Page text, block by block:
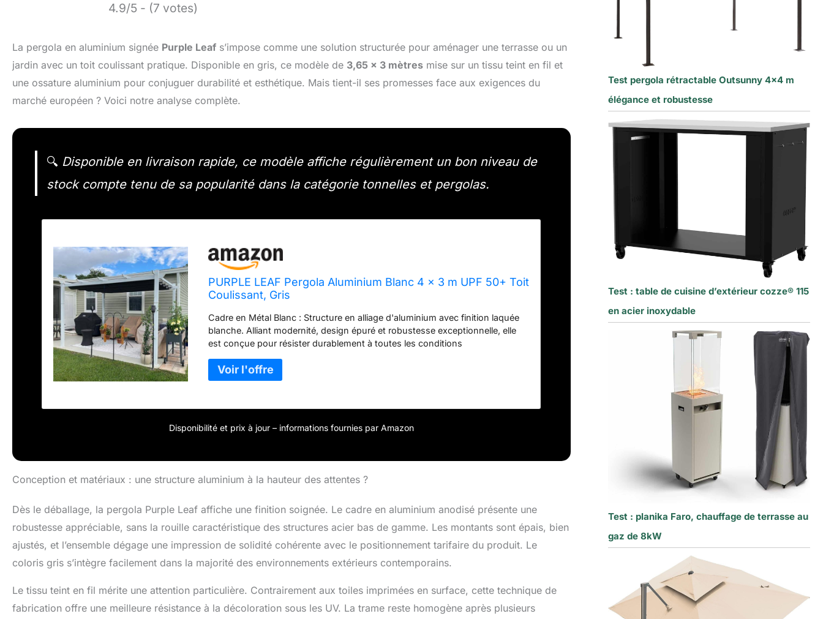
4.9/5 - (7 votes)
La pergola en aluminium signée Purple Leaf s’impose comme une solution structurée pour aménager une terrasse ou un
jardin avec un toit coulissant pratique. Disponible en gris, ce modèle de 3,65 x 3 mètres mise sur un tissu teint en fil et
une ossature aluminium pour conjuguer durabilité et esthétique. Mais tient-il ses promesses face aux exigences du
marché européen ? Voici notre analyse complète.
🔍 Disponible en livraison rapide, ce modèle affiche régulièrement un bon niveau de
stock compte tenu de sa popularité dans la catégorie tonnelles et pergolas.
PURPLE LEAF Pergola Aluminium Blanc 4 x 3 m UPF 50+ Toit
Coulissant, Gris
Cadre en Métal Blanc : Structure en alliage d'aluminium avec finition laquée
blanche. Alliant modernité, design épuré et robustesse exceptionnelle, elle
est conçue pour résister durablement à toutes les conditions
à notre auvent rétractable. Équipé d'un système de verrouillage de sécurité
intuitif, il vous permet de fixer la toile avec précision selon vos besoins Tissu
une durabilité accrue, une meilleure protection UPF, une plus grande
Polyvalence et Convivialité : L'aménagement idéal pour vos moments de
votre terrasse en un espace de vie convivial, parfait pour vos repas en plein
effort. Chaque pergola est fournie avec un manuel d'assemblage clair et tous
Disponibilité et prix à jour – informations fournies par Amazon
Conception et matériaux : une structure aluminium à la hauteur des attentes ?
Dès le déballage, la pergola Purple Leaf affiche une finition soignée. Le cadre en aluminium anodisé présente une
robustesse appréciable, sans la rouille caractéristique des structures acier bas de gamme. Les montants sont épais, bien
ajustés, et l’ensemble dégage une impression de solidité cohérente avec le positionnement tarifaire du produit. Le
coloris gris s’intègre facilement dans la majorité des environnements extérieurs contemporains.
Le tissu teint en fil mérite une attention particulière. Contrairement aux toiles imprimées en surface, cette technique de
fabrication offre une meilleure résistance à la décoloration sous les UV. La trame reste homogène après plusieurs
Test pergola rétractable Outsunny 4×4 m
élégance et robustesse
Test : table de cuisine d’extérieur cozze® 115
en acier inoxydable
Test : planika Faro, chauffage de terrasse au
gaz de 8kW